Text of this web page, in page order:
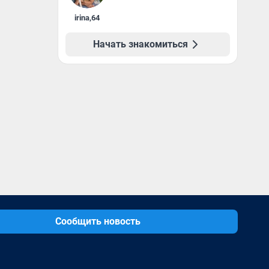
irina,64
Начать знакомиться
Сообщить новость